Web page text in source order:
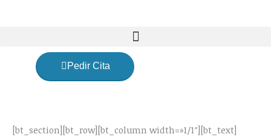
Pedir Cita
[bt_section][bt_row][bt_column width=»1/1″][bt_text]